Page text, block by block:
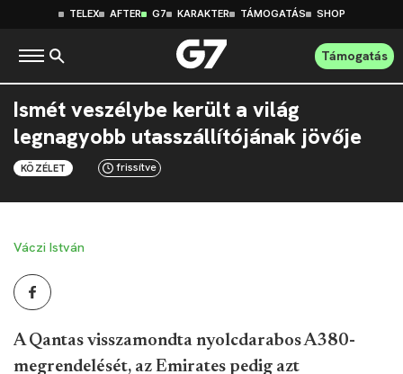
TELEX AFTER G7 KARAKTER TÁMOGATÁS SHOP
Támogatás
Ismét veszélybe került a világ
legnagyobb utasszállítójának jövője
KÖZÉLET frissítve
Váczi István
A Qantas visszamondta nyolcdarabos A380-
megrendelését, az Emirates pedig azt